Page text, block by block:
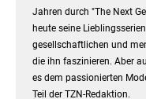
Jahren durch "The Next
heute seine
gesellschaftlichen und
die ihn faszinieren. Aber
es dem passionierten
Teil der TZN-Redaktion.